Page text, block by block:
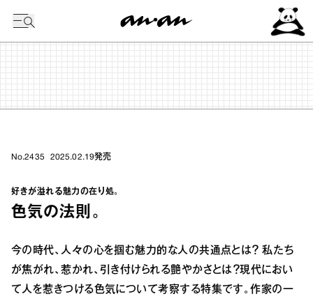
No.2435 2025.02.19発売
好きが溢れる魅力の在り処。
色気の法則。
今の時代、人々の心を掴む魅力的な人の共通点とは？ 私たち
が焦がれ、惹かれ、引き付けられる艶やかさとは？現代におい
て人を惹きつける色気について考察する特集です。作家の一